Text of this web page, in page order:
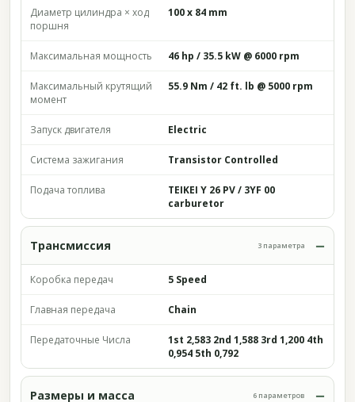
Диаметр цилиндра × ход
поршня
100 x 84 mm
Максимальная мощность 46 hp / 35.5 kW @ 6000 rpm
Максимальный крутящий
момент
55.9 Nm / 42 ft. lb @ 5000 rpm
Запуск двигателя Electric
Система зажигания Transistor Controlled
Подача топлива
TEIKEI Y 26 PV / 3YF 00
carburetor
Трансмиссия 3 параметра
Коробка передач 5 Speed
Главная передача Chain
Передаточные Числа
1st 2,583 2nd 1,588 3rd 1,200 4th
0,954 5th 0,792
Размеры и масса 6 параметров